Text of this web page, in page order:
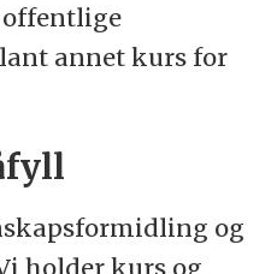
annet kurs for
og
holder kurs og